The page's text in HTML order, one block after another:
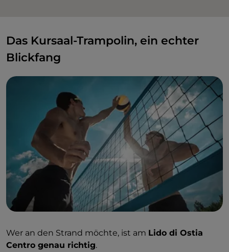
Das Kursaal-Trampolin, ein echter
Blickfang
Wer an den Strand möchte, ist am Lido di Ostia
Centro genau richtig.